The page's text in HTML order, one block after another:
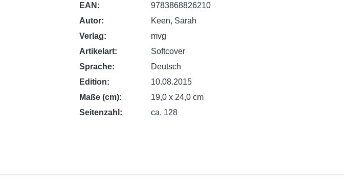
EAN:
9783868826210
Autor:
Keen, Sarah
Verlag:
mvg
Artikelart:
Softcover
Sprache:
Deutsch
Edition:
10.08.2015
Maße (cm):
19,0 x 24,0 cm
Seitenzahl:
ca. 128